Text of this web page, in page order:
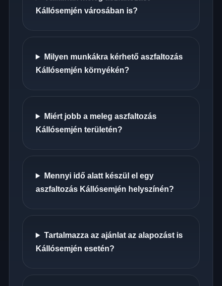
Kállósemjén városában is?
Milyen munkákra kérhető aszfaltozás
Kállósemjén környékén?
Miért jobb a meleg aszfaltozás
Kállósemjén területén?
Mennyi idő alatt készül el egy
aszfaltozás Kállósemjén helyszínén?
Tartalmazza az ajánlat az alapozást is
Kállósemjén esetén?